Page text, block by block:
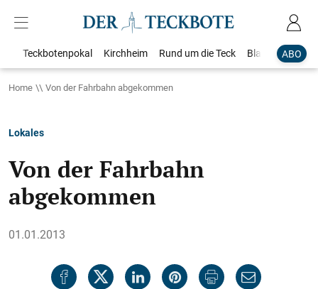
ABO
Teckbotenpokal Kirchheim Rund um die Teck Blaulicht
Home Von der Fahrbahn abgekommen
Lokales
Von der Fahrbahn
abgekommen
01.01.2013